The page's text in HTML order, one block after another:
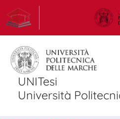
UNITesi
Università